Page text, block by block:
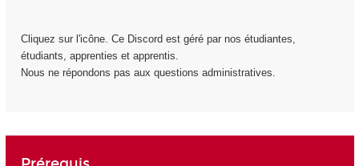
Cliquez sur l'icône. Ce Discord est géré par nos étudiantes,
étudiants, apprenties et apprentis.
Nous ne répondons pas aux questions administratives.